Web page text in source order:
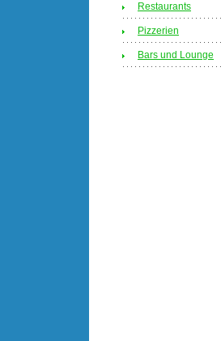
Restaurants
Pizzerien
Bars und Lounge